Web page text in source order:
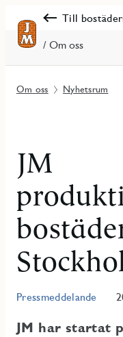
Till
/ Om oss
Om oss Nyhetsrum
JM
Pressmeddelande
JM har startat